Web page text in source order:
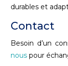
durables et
Contact
Besoin d’un
nous pour